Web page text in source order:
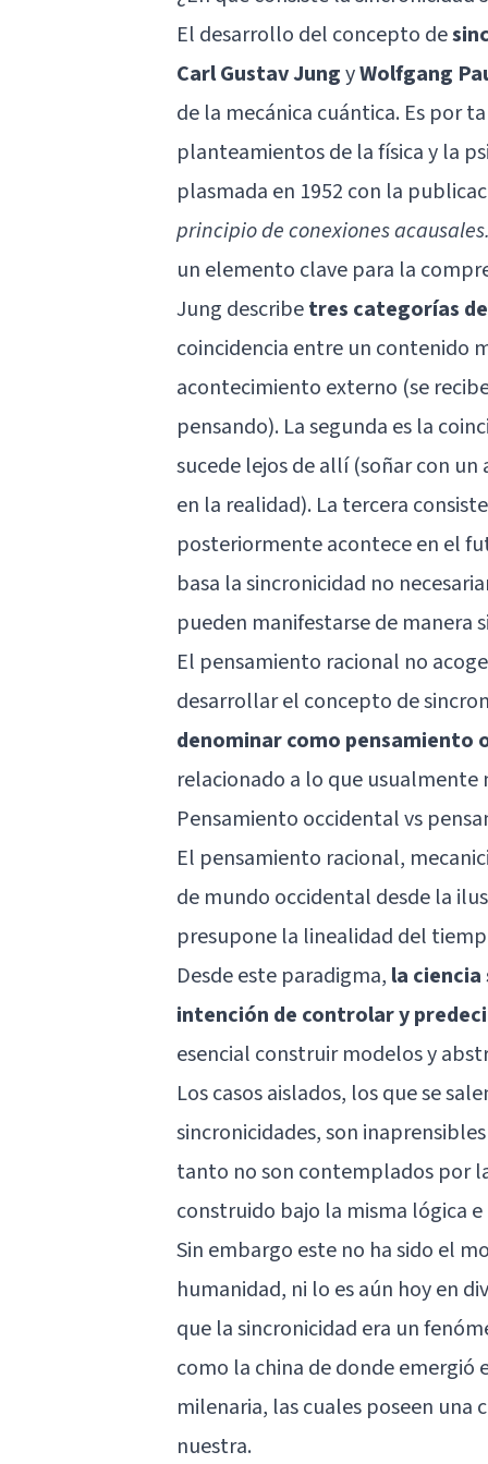
El desarrollo del concepto de
Carl Gustav JungyWolfgang
de la mecánica cuántica. Es por
planteamientos de la física y la
plasmada en 1952 con la
principio de conexiones
un elemento clave para la
Jung describetres categorías
coincidencia entre un contenido
acontecimiento externo (se
pensando). La segunda es la
sucede lejos de allí (soñar con
en la realidad). La tercera
posteriormente acontece en el
basa la sincronicidad no
pueden manifestarse de manera
El pensamiento racional no
desarrollar el concepto de
denominar como pensamiento
relacionado a lo que
Pensamiento occidental vs
El pensamiento racional,
de mundo occidental desde la
presupone la linealidad del
Desde este paradigma, la
intención de controlar y
esencial construir modelos y
Los casos aislados, los que se
sincronicidades, son
tanto no son contemplados por
construido bajo la misma lógica
Sin embargo este no ha sido el
humanidad, ni lo es aún hoy en
que la sincronicidad era un
como la china de donde emergió
milenaria, las cuales poseen
nuestra.